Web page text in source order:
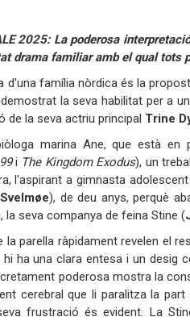
2025: La poderosa
drama familiar amb el qual tots
d'una família nòrdica és la
la seva habilitat per a
de la seva actriu principal Trine
marina Ane, que està
i The Kingdom Exodus), un
l'aspirant a gimnasta
), de deu anys, perquè
la seva companya de feina Stine (
la parella ràpidament revelen el
ha una clara entesa i un desig
poderosa mostra la
cerebral que li paralitza la
frustració és evident. La